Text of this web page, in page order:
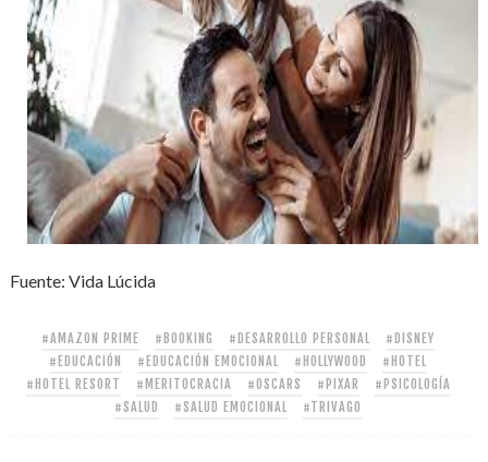
Fuente: Vida Lúcida
#AMAZON PRIME #BOOKING #DESARROLLO PERSONAL
#DISNEY
#EDUCACIÓN
#EDUCACIÓN EMOCIONAL #HOLLYWOOD
#HOTEL
#HOTEL RESORT
#MERITOCRACIA #OSCARS #PIXAR
#PSICOLOGÍA
#SALUD
#SALUD EMOCIONAL #TRIVAGO